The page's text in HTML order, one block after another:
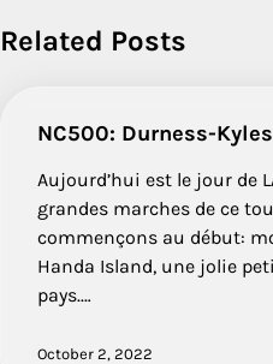
Related Posts
NC500: Durness-
Aujourd’hui est le jour de
grandes marches de ce
commençons au début:
Handa Island, une jolie
pays.…
October 2, 2022